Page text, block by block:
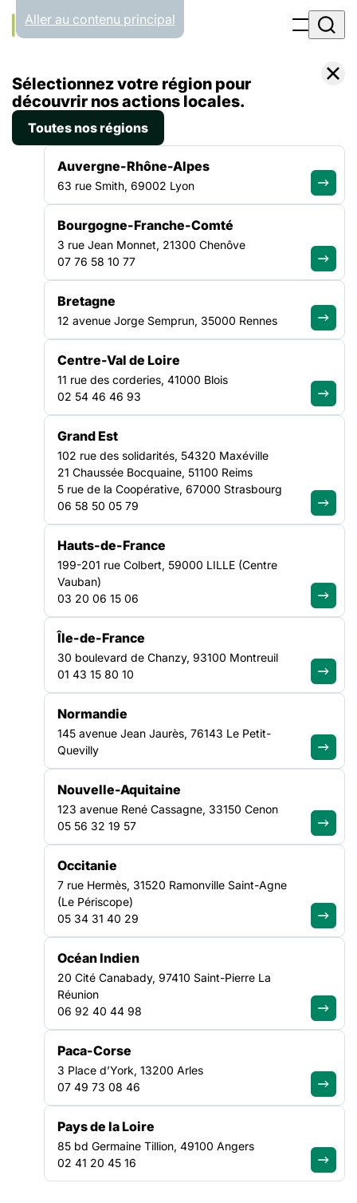
Panneau de gestion des cookies
Aller au contenu principal
Accueil Liste des actualités Le GrandPalaisRmn et la FAS : un partenariat pour renforcer la place de la culture dans l’accompagnement social
ACTUALITÉ|27 MARS 2026
Le GrandPalaisRmn et la FAS :
un partenariat pour renforcer
la place de la culture dans
l’accompagnement social
En 2024, la Fédération des acteurs de la solidarité a noué un
partenariat avec le GrandPalaisRmn afin de proposer aux
associations du réseau des mallettes pédagogiques
consacrées à l’histoire de l’art. Ces outils permettent d’animer
des ateliers culturels avec les personnes accompagnées et
d’ouvrir des espaces d’échange et de découverte autour de
l’art. Deux ans
CULTURE
NATIONAL
Fédération des
a noué un
de proposer aux
réseau desmallettes
consacrées à l’histoire de l’art
. Ces outils permettent
d’animer des ateliers culturels avec les personnes
accompagnées et d’ouvrir des espaces d’échange et de
découverte autour de l’art.
Deux ans plus tard, ce partenariat se renforce. En 2026, la
FAS et le GrandPalaisRmn ont décidé de déployer le dispositif
deux territoires pilotes
formations
en présentieldestinées aux équipes associatives pour
faciliter la prise en main des mallettes et encourager leur
appropriation.
Une première journée de formation s’est tenue le
18 mars à
, dans les locaux de la FAS Auvergne-Rhône-Alpes. À
dédiée à la découverte de cet outil et à la réflexion sur ses
usages possibles dans les structures.
Sélectionnez votre région pour
découvrir nos actions locales.
Toutes nos régions
Auvergne-Rhône-Alpes
63 rue Smith, 69002 Lyon
Bourgogne-Franche-Comté
3 rue Jean Monnet, 21300 Chenôve
07 76 58 10 77
Bretagne
12 avenue Jorge Semprun, 35000 Rennes
Centre-Val de Loire
11 rue des corderies, 41000 Blois
02 54 46 46 93
Grand Est
102 rue des solidarités, 54320 Maxéville
21 Chaussée Bocquaine, 51100 Reims
5 rue de la Coopérative, 67000 Strasbourg
06 58 50 05 79
Hauts-de-France
199-201 rue Colbert, 59000 LILLE (Centre
Vauban)
03 20 06 15 06
Île-de-France
30 boulevard de Chanzy, 93100 Montreuil
01 43 15 80 10
Normandie
145 avenue Jean Jaurès, 76143 Le Petit-
Quevilly
Nouvelle-Aquitaine
123 avenue René Cassagne, 33150 Cenon
05 56 32 19 57
Occitanie
7 rue Hermès, 31520 Ramonville Saint-Agne
(Le Périscope)
05 34 31 40 29
Océan Indien
20 Cité Canabady, 97410 Saint-Pierre La
Réunion
06 92 40 44 98
Paca-Corse
3 Place d’York, 13200 Arles
07 49 73 08 46
Pays de la Loire
85 bd Germaine Tillion, 49100 Angers
02 41 20 45 16